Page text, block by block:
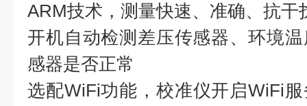
ARM技术，测量快速、准确、抗干
开机自动检测差压传感器、环境
感器是否正常
选配WiFi功能，校准仪开启WiFi